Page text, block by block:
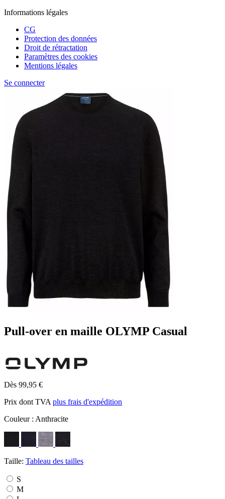
Informations légales
CG
Protection des données
Droit de rétractation
Paramètres des cookies
Mentions légales
Se connecter
Pull-over en maille OLYMP Casual
Dès 99,95 €
Prix dont TVA plus frais d'expédition
Couleur : Anthracite
Taille: Tableau des tailles
S
M